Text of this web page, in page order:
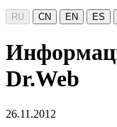
RU CN EN ES
Dr.Web
26.11.2012